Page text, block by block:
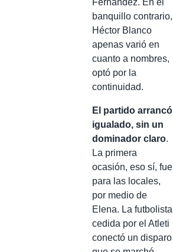
Fernández. En el
banquillo contrario,
Héctor Blanco
apenas varió en
cuanto a nombres,
optó por la
continuidad.
El partido arrancó
igualado, sin un
dominador claro.
La primera
ocasión, eso sí, fue
para las locales,
por medio de
Elena. La futbolista
cedida por el Atleti
conectó un disparo